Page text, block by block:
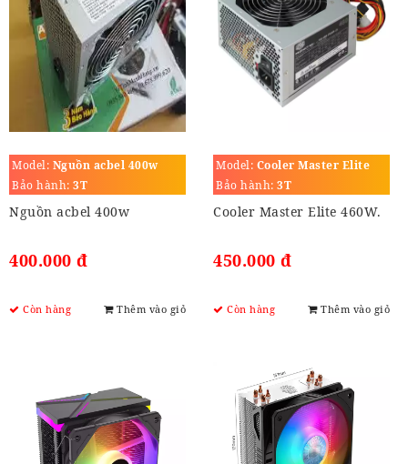
Model: Nguồn acbel 400w
Bảo hành: 3T
Nguồn acbel 400w
400.000 đ
Còn hàng Thêm vào giỏ
Model: Cooler Master Elite
460W.
Bảo hành: 3T
Cooler Master Elite 460W.
450.000 đ
Còn hàng Thêm vào giỏ